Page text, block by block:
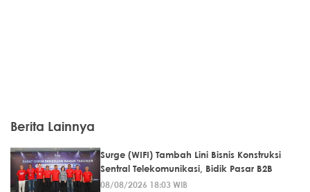
Berita Lainnya
Surge (WIFI) Tambah Lini Bisnis Konstruksi
Sentral Telekomunikasi, Bidik Pasar B2B
08/08/2026 18:03 WIB